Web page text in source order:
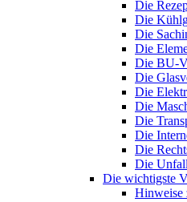
Die
Die
Die
Die
Die BU-
Die
Die
Die
Die
Die
Die
Die
Die wichtigste
Hinweise